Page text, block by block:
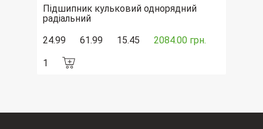
Підшипник кульковий однорядний
радіальний
24.99
61.99 15.45 2084.00 грн.
1